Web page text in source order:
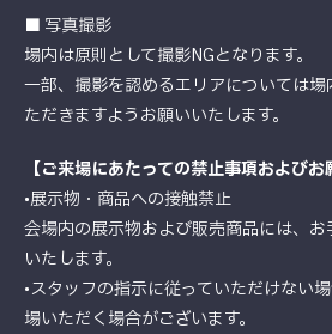
■ 写真撮影
場内は原則として撮影NGとなります。
一部、撮影を認めるエリアについては
ただきますようお願いいたします。
【ご来場にあたっての禁止事項およびお
•展示物・商品への接触禁止
会場内の展示物および販売商品には、
いたします。
•スタッフの指示に従っていただけない
場いただく場合がございます。